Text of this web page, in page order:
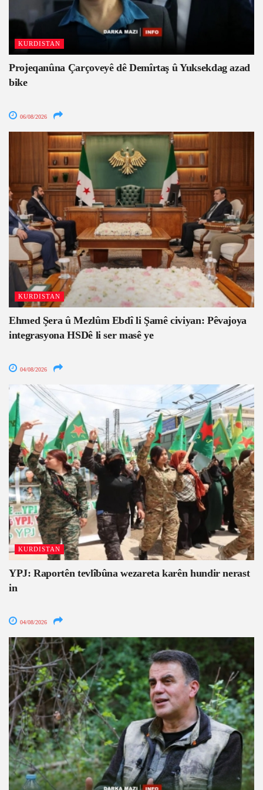
KURDISTAN
Projeqanûna Çarçoveyê dê Demîrtaş û Yuksekdag azad
bike
06/08/2026
KURDISTAN
Ehmed Şera û Mezlûm Ebdî li Şamê civiyan: Pêvajoya
integrasyona HSDê li ser masê ye
04/08/2026
KURDISTAN
YPJ: Raportên tevlîbûna wezareta karên hundir nerast
in
04/08/2026